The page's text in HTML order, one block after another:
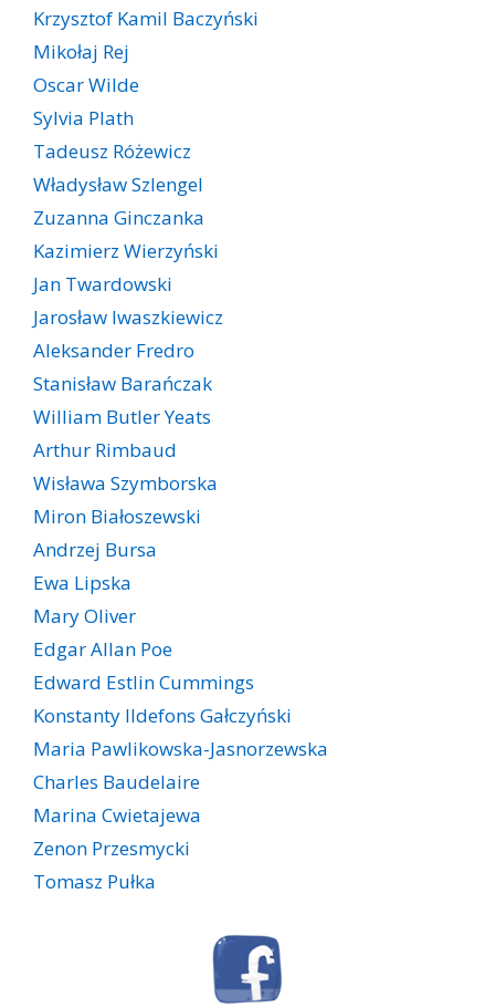
Krzysztof Kamil Baczyński
Mikołaj Rej
Oscar Wilde
Sylvia Plath
Tadeusz Różewicz
Władysław Szlengel
Zuzanna Ginczanka
Kazimierz Wierzyński
Jan Twardowski
Jarosław Iwaszkiewicz
Aleksander Fredro
Stanisław Barańczak
William Butler Yeats
Arthur Rimbaud
Wisława Szymborska
Miron Białoszewski
Andrzej Bursa
Ewa Lipska
Mary Oliver
Edgar Allan Poe
Edward Estlin Cummings
Konstanty Ildefons Gałczyński
Maria Pawlikowska-Jasnorzewska
Charles Baudelaire
Marina Cwietajewa
Zenon Przesmycki
Tomasz Pułka